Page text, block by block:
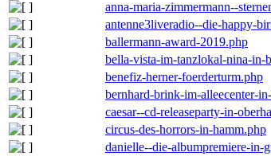
anna-maria-zimmermann--
antenne3liveradio--die-happy-
ballermann-award-2019.php
bella-vista-im-tanzlokal-nina-in-
benefiz-herner-foerderturm.php
bernhard-brink-im-alleecenter-
caesar--cd-releaseparty-in-
circus-des-horrors-in-hamm.php
danielle--die-albumpremiere-in-